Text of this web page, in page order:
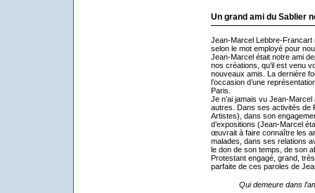
Un grand ami du Sablier
Jean-Marcel Lebbre-Francart
selon le mot employé pour
Jean-Marcel était notre ami
nos créations, qu’il est venu
nouveaux amis. La dernière
l’occasion d’une
Paris.
Je n’ai jamais vu Jean-
autres. Dans ses activités de
Artistes), dans son
d’expositions (Jean-Marcel
œuvrait à faire connaître les
malades, dans ses relations
le don de son temps, de son
Protestant engagé, grand,
parfaite de ces paroles de
Qui demeure dans